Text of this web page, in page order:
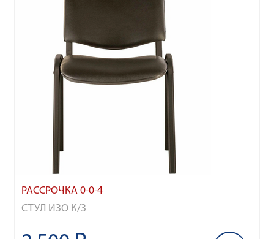
РАССРОЧКА 0-0-4
СТУЛ ИЗО К/З